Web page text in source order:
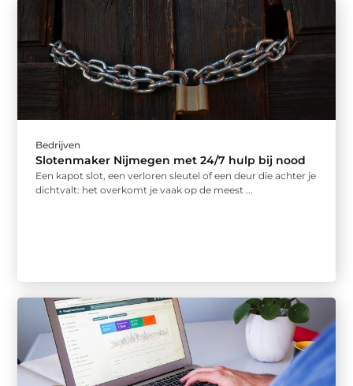
Bedrijven
Slotenmaker Nijmegen met 24/7 hulp bij nood
Een kapot slot, een verloren sleutel of een deur die achter je
dichtvalt: het overkomt je vaak op de meest ...